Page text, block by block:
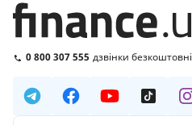
0 800 307 555 дзвінки безкоштовні